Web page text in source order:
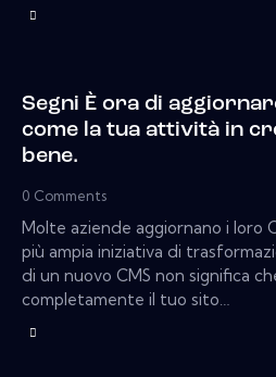
Segni È ora di
come la tua attività in
bene.
0 Comments
Molte aziende aggiornano i loro
più ampia iniziativa di
di un nuovo CMS non significa
completamente il tuo sito…